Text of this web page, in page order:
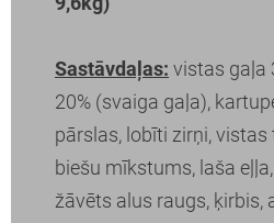
Sastāvdaļas: vistas gaļa
20% (svaiga gaļa),
pārslas, lobīti zirņi,
biešu mīkstums, laša
žāvēts alus raugs, ķirbis,